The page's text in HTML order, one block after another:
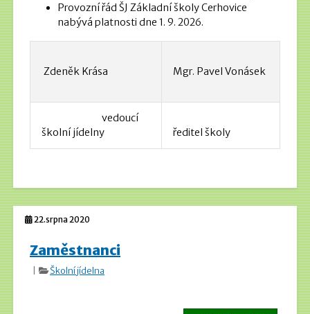
Provozní řád ŠJ Základní školy Cerhovice
nabývá platnosti dne 1. 9. 2026.
Zdeněk Krása Mgr. Pavel Vonásek
vedoucí
školní jídelny
ředitel školy
22.srpna 2020
Zaměstnanci
Školní jídelna